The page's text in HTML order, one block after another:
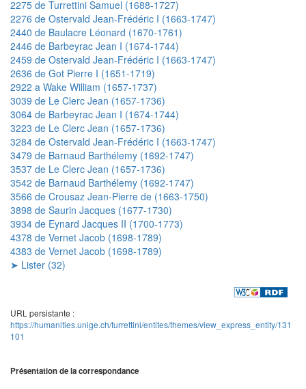
2275 de Turrettini Samuel (1688-1727)
2276 de Ostervald Jean-Frédéric I (1663-1747)
2440 de Baulacre Léonard (1670-1761)
2446 de Barbeyrac Jean I (1674-1744)
2459 de Ostervald Jean-Frédéric I (1663-1747)
2636 de Got Pierre I (1651-1719)
2922 a Wake William (1657-1737)
3039 de Le Clerc Jean (1657-1736)
3064 de Barbeyrac Jean I (1674-1744)
3223 de Le Clerc Jean (1657-1736)
3284 de Ostervald Jean-Frédéric I (1663-1747)
3479 de Barnaud Barthélemy (1692-1747)
3537 de Le Clerc Jean (1657-1736)
3542 de Barnaud Barthélemy (1692-1747)
3566 de Crousaz Jean-Pierre de (1663-1750)
3898 de Saurin Jacques (1677-1730)
3934 de Eynard Jacques II (1700-1773)
4378 de Vernet Jacob (1698-1789)
4383 de Vernet Jacob (1698-1789)
➤ Lister (32)
URL persistante :
https://humanities.unige.ch/turrettini/entites/themes/view_express_entity/131
101
Présentation de la correspondance